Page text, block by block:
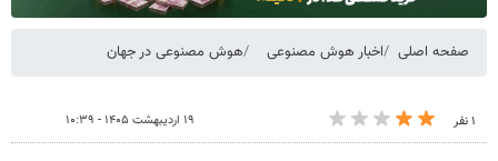
صفحه اصلی اخبار هوش مصنوعی هوش مصنوعی در جهان
۱ نفر ۱۹ اردیبهشت ۱۴۰۵ - ۱۰:۳۹